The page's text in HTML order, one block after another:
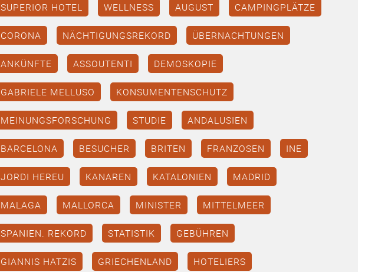
SUPERIOR HOTEL WELLNESS AUGUST CAMPINGPLÄTZE
CORONA NÄCHTIGUNGSREKORD ÜBERNACHTUNGEN
ANKÜNFTE ASSOUTENTI DEMOSKOPIE
GABRIELE MELLUSO KONSUMENTENSCHUTZ
MEINUNGSFORSCHUNG STUDIE ANDALUSIEN
BARCELONA BESUCHER BRITEN FRANZOSEN INE
JORDI HEREU KANAREN KATALONIEN MADRID
MALAGA MALLORCA MINISTER MITTELMEER
SPANIEN. REKORD STATISTIK GEBÜHREN
GIANNIS HATZIS GRIECHENLAND HOTELIERS